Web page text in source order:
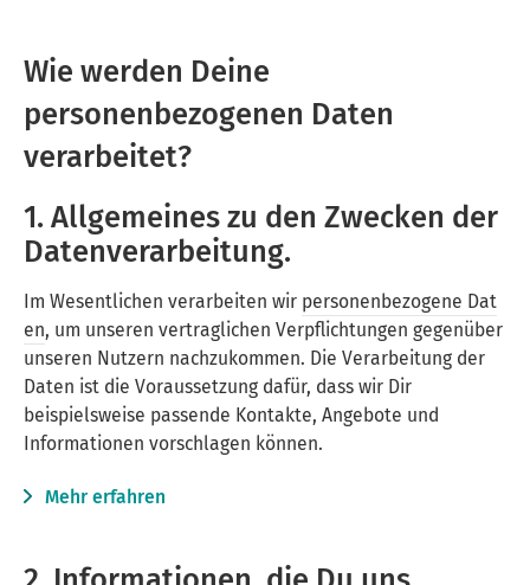
Wie werden Deine
personenbezogenen Daten
verarbeitet?
1. Allgemeines zu den Zwecken der
Datenverarbeitung.
Im Wesentlichen verarbeiten wir personenbezogene Dat
en, um unseren vertraglichen Verpflichtungen gegenüber
unseren Nutzern nachzukommen. Die Verarbeitung der
Daten ist die Voraussetzung dafür, dass wir Dir
beispielsweise passende Kontakte, Angebote und
Informationen vorschlagen können.
Mehr erfahren